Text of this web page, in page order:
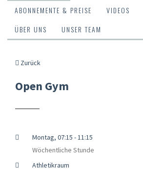
ABONNEMENTE & PREISE
VIDEOS
ÜBER UNS
UNSER TEAM
Zurück
Open Gym
Montag, 07:15 - 11:15
Wöchentliche Stunde
Athletikraum